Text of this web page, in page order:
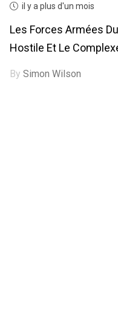
il y a plus d'un mois
Les Forces Armées
Hostile Et Le
BySimon Wilson